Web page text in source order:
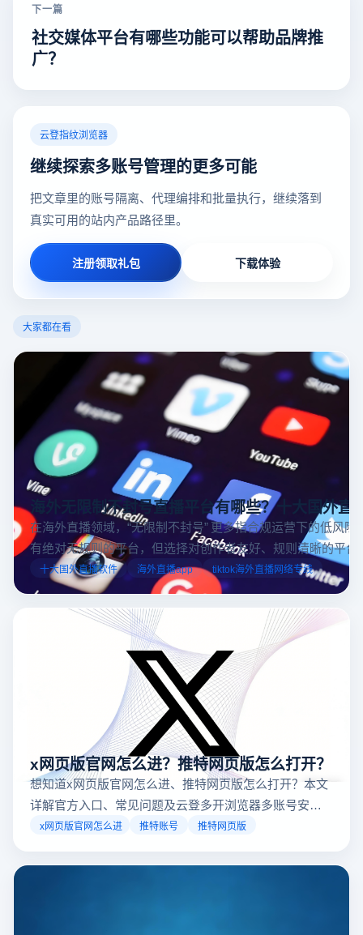
下一篇
社交媒体平台有哪些功能可以帮助品牌推
广？
云登指纹浏览器
继续探索多账号管理的更多可能
把文章里的账号隔离、代理编排和批量执行，继续落到
真实可用的站内产品路径里。
注册领取礼包 下载体验
大家都在看
海外无限制不封号直播平台有哪些？十大国外直
在海外直播领域，“无限制不封号” 更多指合规运营下的低风
有绝对无规则的平台，但选择对创作者友好、规则清晰的平台
业工具规避风险，能显著降低封号概率。以下推荐十大国外
台，并结合云登多开浏览器的功能，详解如何安全高效运营。
十大国外直播软件 海外直播app tiktok海外直播网络专线
x网页版官网怎么进？推特网页版怎么打开？
想知道x网页版官网怎么进、推特网页版怎么打开？本文
详解官方入口、常见问题及云登多开浏览器多账号安全
访问方案，助你稳定登录高效运营。
x网页版官网怎么进 推特账号 推特网页版